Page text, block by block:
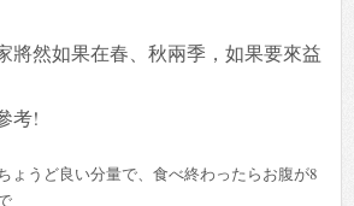
將然如果在春、秋兩季，如果要來益
考!
ょうど良い分量で、食べ終わったらお腹が8